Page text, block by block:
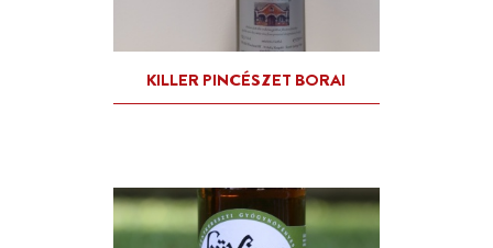
FOLLY ARBORÉTUM ÉS
BORÁSZAT BORAI